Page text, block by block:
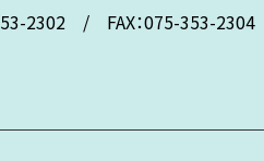
2302 / FAX：075-353-2304